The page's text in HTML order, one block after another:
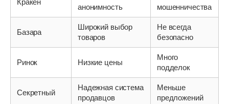
Кракен
анонимность
мошенничества
Базара
Широкий выбор
товаров
Не всегда
безопасно
Ринок Низкие цены
Много
подделок
Секретный
Надежная система
продавцов
Меньше
предложений